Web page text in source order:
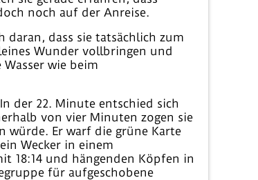
noch auf der Anreise.
dass sie tatsächlich zum
Wunder vollbringen und
wie beim
der 22. Minute entschied sich
von vier Minuten zogen sie
würde. Er warf die grüne Karte
Wecker in einem
18:14 und hängenden Köpfen in
für aufgeschobene